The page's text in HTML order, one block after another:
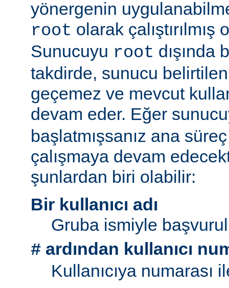
yönergenin
root olarak çalıştırılmış
Sunucuyu root dışında
takdirde, sunucu belirtilen
geçemez ve mevcut
devam eder. Eğer
başlatmışsanız ana
çalışmaya devam
şunlardan biri olabilir:
Bir kullanıcı adı
Gruba ismiyle
# ardından kullanıcı
Kullanıcıya numarası